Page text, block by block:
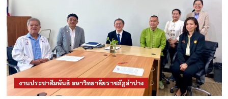
งานประชาสัมพันธ์ มหาวิทยาลัยราชภัฏลำปาง